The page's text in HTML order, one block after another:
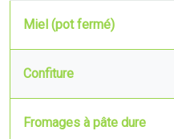
Miel (pot fermé)
Confiture
Fromages à pâte dure